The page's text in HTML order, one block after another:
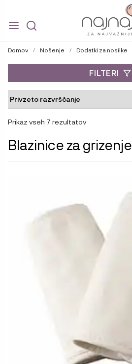
to
to
Domov / Nošenje / Dodatki za nosilke
Prikaz vseh 7 rezultatov
Blazinice za grizenje
FILTERI